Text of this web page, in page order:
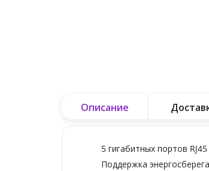
Описание
5 гигабитных портов
Поддержка